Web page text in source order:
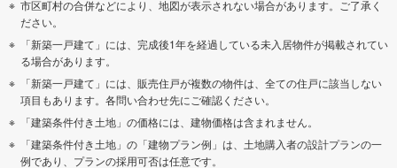
市区町村の合併などにより、地図が表示されない場合があります。ご了承く
ださい。
「新築一戸建て」には、完成後1年を経過している未入居物件が掲載されてい
る場合があります。
「新築一戸建て」には、販売住戸が複数の物件は、全ての住戸に該当しない
項目もあります。各問い合わせ先にご確認ください。
「建築条件付き土地」の価格には、建物価格は含まれません。
「建築条件付き土地」の「建物プラン例」は、土地購入者の設計プランの一
例であり、プランの採用可否は任意です。